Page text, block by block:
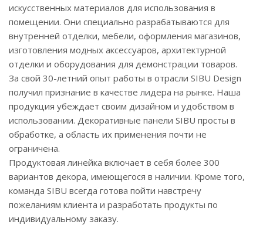
искусственных материалов для использования в
помещении. Они специально разрабатываются для
внутренней отделки, мебели, оформления магазинов,
изготовления модных аксессуаров, архитектурной
отделки и оборудования для демонстрации товаров.
За свой 30-летний опыт работы в отрасли SIBU Design
получил признание в качестве лидера на рынке. Наша
продукция убеждает своим дизайном и удобством в
использовании. Декоративные панели SIBU просты в
обработке, а область их применения почти не
ограничена.
Продуктовая линейка включает в себя более 300
вариантов декора, имеющегося в наличии. Кроме того,
команда SIBU всегда готова пойти навстречу
пожеланиям клиента и разработать продукты по
индивидуальному заказу.